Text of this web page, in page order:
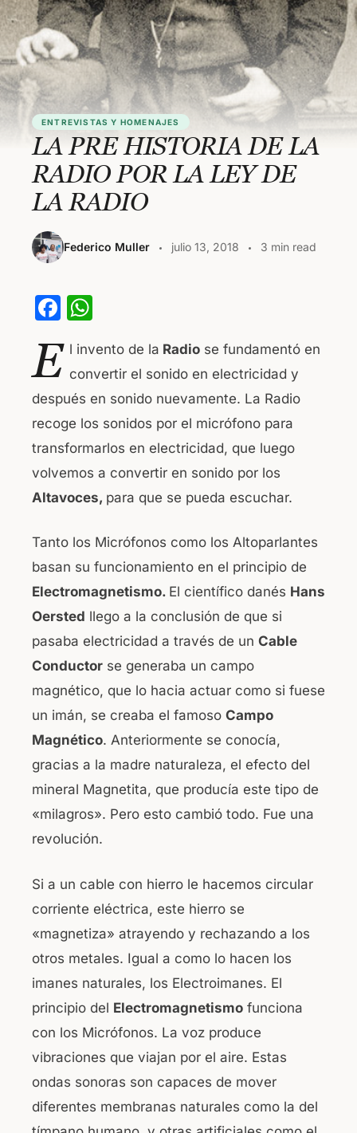
ENTREVISTAS Y HOMENAJES
LA PRE HISTORIA DE LA
RADIO POR LA LEY DE
LA RADIO
Federico Muller julio 13, 2018 3 min read
F
c
e
b
o
o
k
at
s
A
p
p
E l invento de la Radio se fundamentó en
convertir el sonido en electricidad y
después en sonido nuevamente. La Radio
recoge los sonidos por el micrófono para
transformarlos en electricidad, que luego
volvemos a convertir en sonido por los
Altavoces, para que se pueda escuchar.
Tanto los Micrófonos como los Altoparlantes
basan su funcionamiento en el principio de
Electromagnetismo. El científico danés Hans
Oersted llego a la conclusión de que si
pasaba electricidad a través de un Cable
Conductor se generaba un campo
magnético, que lo hacia actuar como si fuese
un imán, se creaba el famoso Campo
Magnético. Anteriormente se conocía,
gracias a la madre naturaleza, el efecto del
mineral Magnetita, que producía este tipo de
«milagros». Pero esto cambió todo. Fue una
revolución.
Si a un cable con hierro le hacemos circular
corriente eléctrica, este hierro se
«magnetiza» atrayendo y rechazando a los
otros metales. Igual a como lo hacen los
imanes naturales, los Electroimanes. El
principio del Electromagnetismo funciona
con los Micrófonos. La voz produce
vibraciones que viajan por el aire. Estas
ondas sonoras son capaces de mover
diferentes membranas naturales como la del